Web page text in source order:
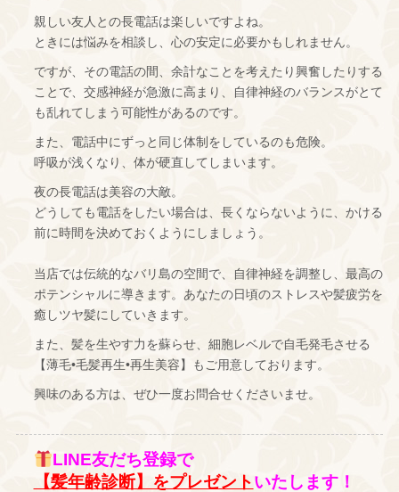
親しい友人との長電話は楽しいですよね。
ときには悩みを相談し、心の安定に必要かもしれません。
ですが、その電話の間、余計なことを考えたり興奮したりする
ことで、交感神経が急激に高まり、自律神経のバランスがとて
も乱れてしまう可能性があるのです。
また、電話中にずっと同じ体制をしているのも危険。
呼吸が浅くなり、体が硬直してしまいます。
夜の長電話は美容の大敵。
どうしても電話をしたい場合は、長くならないように、かける
前に時間を決めておくようにしましょう。
当店では伝統的なバリ島の空間で、自律神経を調整し、最高の
ポテンシャルに導きます。あなたの日頃のストレスや髪疲労を
癒しツヤ髪にしていきます。
また、髪を生やす力を蘇らせ、細胞レベルで自毛発毛させる
【薄毛•毛髪再生•再生美容】もご用意しております。
興味のある方は、ぜひ一度お問合せくださいませ。
LINE友だち登録で
【髪年齢診断】をプレゼントいたします！